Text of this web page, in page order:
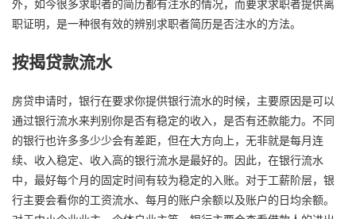
职证明，是一种很有效的辨别求职者简历是否注水的方法。
按揭贷款流水
房贷申请时，银行在要求你提供银行流水的时候，主要原因是可以
通过银行流水来判别你是否有稳定的收入，是否有还款能力。不同
的银行也许多多少少会有差距，但在大方向上，无非就是每月连
续、收入稳定、收入高的银行流水是最好的。因此，在银行流水
中，最好每个月的固定时间有较为稳定的入账。对于工薪阶层，银
行主要会看你的工资流水、每月的账户余额以及账户的日均余额。